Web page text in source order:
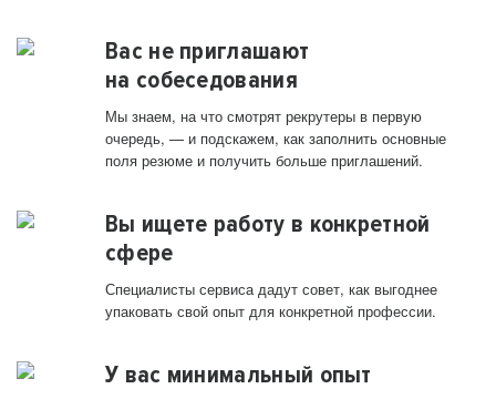
Вас не приглашают
на собеседования
Мы знаем, на что смотрят рекрутеры в первую
очередь, — и подскажем, как заполнить основные
поля резюме и получить больше приглашений.
Вы ищете работу в конкретной
сфере
Специалисты сервиса дадут совет, как выгоднее
упаковать свой опыт для конкретной профессии.
У вас минимальный опыт